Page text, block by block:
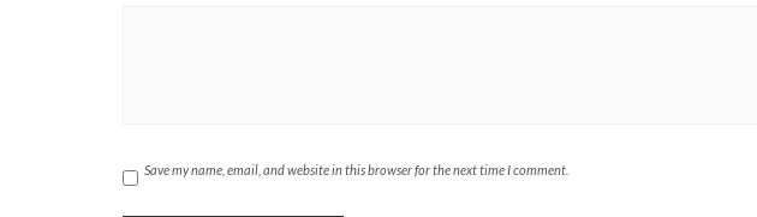
Save my name, email, and website in this browser for the next time I comment.